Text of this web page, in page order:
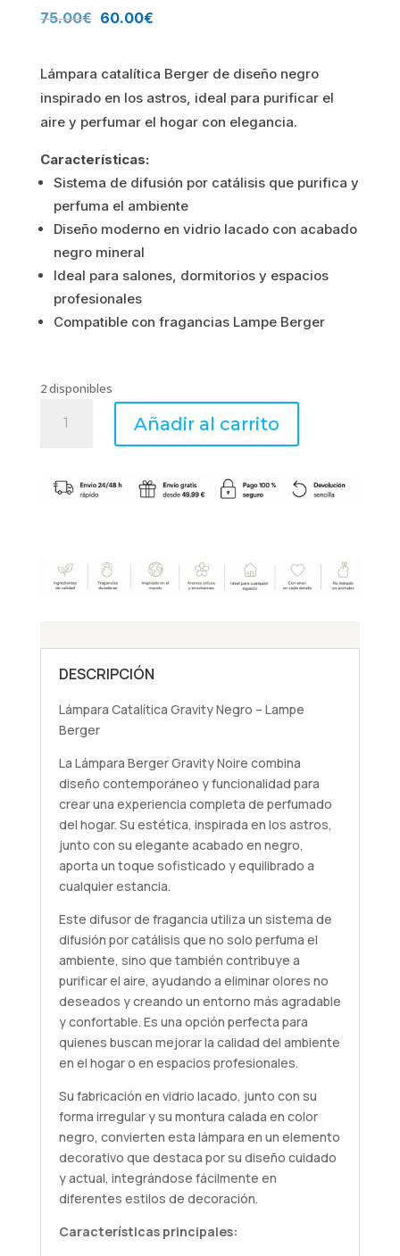
75.00€ El
original
era:
75.00€.
60.00€El
actual
es:
Lámpara catalítica Berger de diseño negro
inspirado en los astros, ideal para purificar el
aire y perfumar el hogar con elegancia.
Características:
Sistema de difusión por catálisis que purifica y
perfuma el ambiente
Diseño moderno en vidrio lacado con acabado
negro mineral
Ideal para salones, dormitorios y espacios
profesionales
Compatible con fragancias Lampe Berger
2 disponibles
Catalítica
Añadir al carrito
DESCRIPCIÓN
Lámpara Catalítica Gravity Negro – Lampe
Berger
La Lámpara Berger Gravity Noire combina
diseño contemporáneo y funcionalidad para
crear una experiencia completa de perfumado
del hogar. Su estética, inspirada en los astros,
junto con su elegante acabado en negro,
aporta un toque sofisticado y equilibrado a
cualquier estancia.
Este difusor de fragancia utiliza un sistema de
difusión por catálisis que no solo perfuma el
ambiente, sino que también contribuye a
purificar el aire, ayudando a eliminar olores no
deseados y creando un entorno más agradable
y confortable. Es una opción perfecta para
quienes buscan mejorar la calidad del ambiente
en el hogar o en espacios profesionales.
Su fabricación en vidrio lacado, junto con su
forma irregular y su montura calada en color
negro, convierten esta lámpara en un elemento
decorativo que destaca por su diseño cuidado
y actual, integrándose fácilmente en
diferentes estilos de decoración.
Características principales: